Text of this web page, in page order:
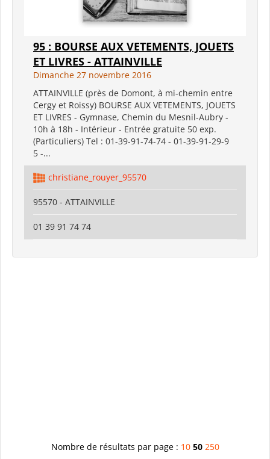
95 : BOURSE AUX VETEMENTS, JOUETS
ET LIVRES - ATTAINVILLE
Dimanche 27 novembre 2016
ATTAINVILLE (près de Domont, à mi-chemin entre
Cergy et Roissy) BOURSE AUX VETEMENTS, JOUETS
ET LIVRES - Gymnase, Chemin du Mesnil-Aubry -
10h à 18h - Intérieur - Entrée gratuite 50 exp.
(Particuliers) Tel : 01-39-91-74-74 - 01-39-91-29-9
5 -...
christiane_rouyer_95570
95570 - ATTAINVILLE
01 39 91 74 74
Nombre de résultats par page : 10 50 250